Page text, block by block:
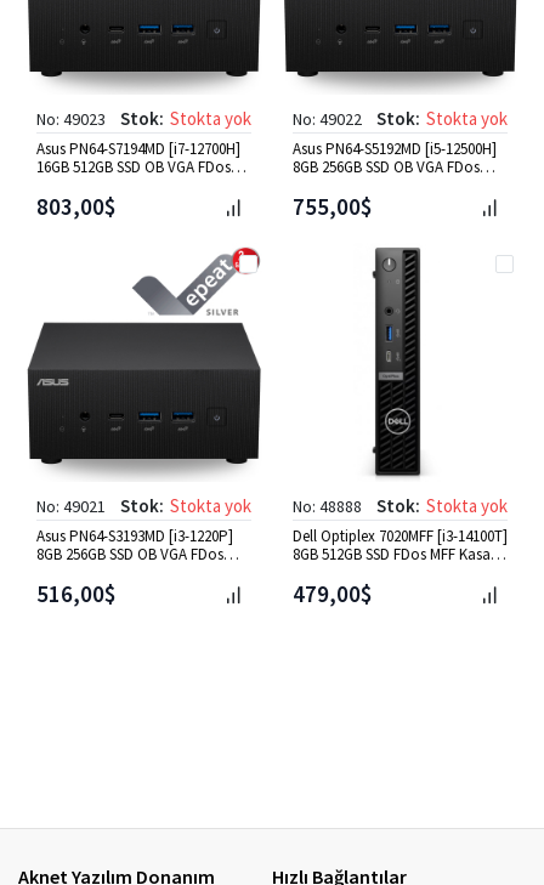
No: 49023 Stok: Stokta yok
Asus PN64-S7194MD [i7-12700H]
16GB 512GB SSD OB VGA FDos
803,00$
No: 49022 Stok: Stokta yok
Asus PN64-S5192MD [i5-12500H]
8GB 256GB SSD OB VGA FDos
755,00$
No: 49021 Stok: Stokta yok
Asus PN64-S3193MD [i3-1220P]
8GB 256GB SSD OB VGA FDos
516,00$
No: 48888 Stok: Stokta yok
Dell Optiplex 7020MFF [i3-14100T]
8GB 512GB SSD FDos MFF Kasa
479,00$
Aknet Yazılım Donanım Hızlı Bağlantılar